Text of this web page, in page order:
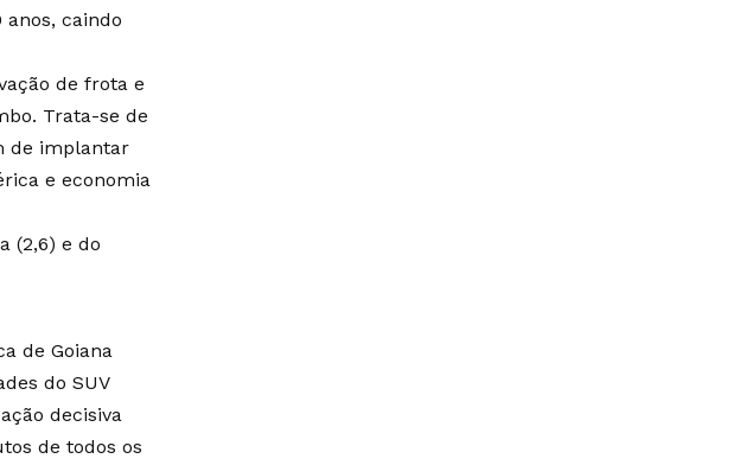
anos, caindo
de frota e
Trata-se de
de implantar
e economia
(2,6) e do
de Goiana
do SUV
decisiva
de todos os